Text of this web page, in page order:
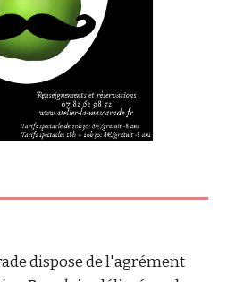
dispose de l'agrément